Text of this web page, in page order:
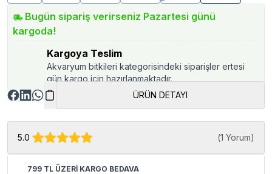
Bugün sipariş verirseniz Pazartesi günü
kargoda!
Kargoya Teslim
Akvaryum bitkileri kategorisindeki siparişler ertesi
gün kargo için hazırlanmaktadır.
ÜRÜN DETAYI
5.0 (1 Yorum)
799 TL ÜZERİ KARGO BEDAVA